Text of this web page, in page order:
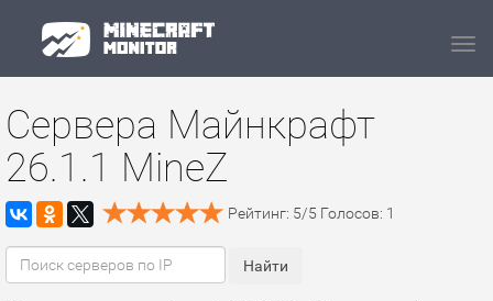
Сервера Майнкрафт
26.1.1 MineZ
Рейтинг: 5/5 Голосов: 1